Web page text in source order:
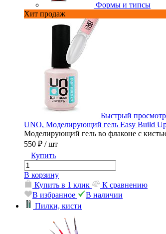
Формы и типсы
Хит продаж
Быстрый просмотр
UNO, Моделирующий гель Easy Build
Моделирующий гель во флаконе с
550 ₽ / шт
Купить
В корзину
Купить в 1 клик
К сравнению
В избранное
В наличии
Пилки, кисти